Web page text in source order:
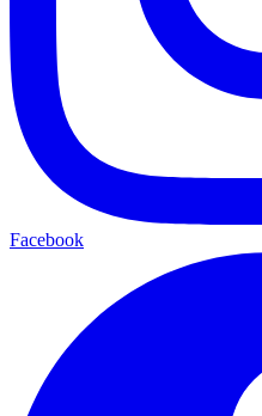
Facebook